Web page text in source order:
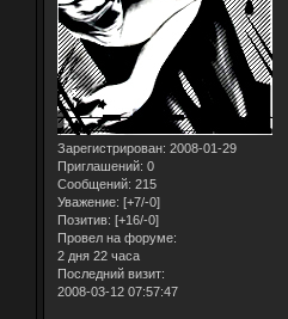
Зарегистрирован: 2008-01-29
Приглашений: 0
Сообщений: 215
Уважение: [+7/-0]
Позитив: [+16/-0]
Провел на форуме:
2 дня 22 часа
Последний визит:
2008-03-12 07:57:47